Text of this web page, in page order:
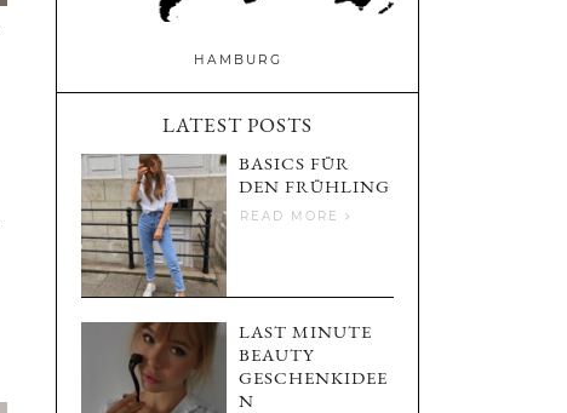
HAMBURG
LATEST POSTS
BASICS FÜR
DEN FRÜHLING
READ MORE
LAST MINUTE
BEAUTY
GESCHENKIDEE
N